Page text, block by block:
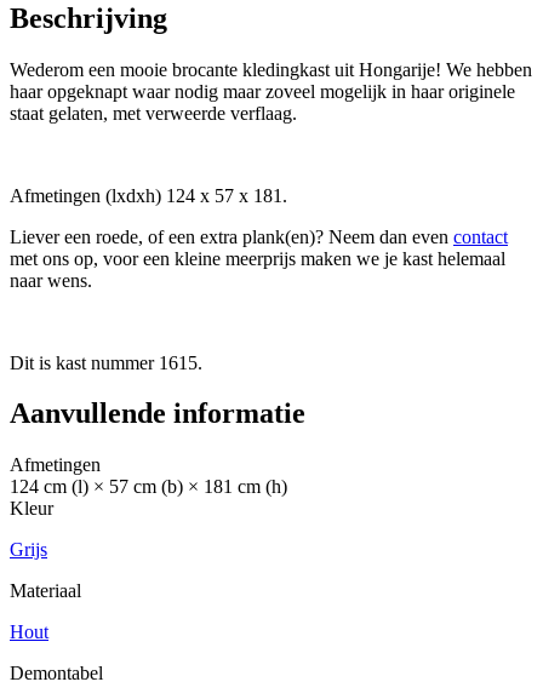
Beschrijving
Wederom een mooie brocante kledingkast uit Hongarije! We hebben
haar opgeknapt waar nodig maar zoveel mogelijk in haar originele
staat gelaten, met verweerde verflaag.
Afmetingen (lxdxh) 124 x 57 x 181.
Liever een roede, of een extra plank(en)? Neem dan even contact
met ons op, voor een kleine meerprijs maken we je kast helemaal
naar wens.
Dit is kast nummer 1615.
Aanvullende informatie
Afmetingen
124 cm (l) × 57 cm (b) × 181 cm (h)
Kleur
Grijs
Materiaal
Hout
Demontabel